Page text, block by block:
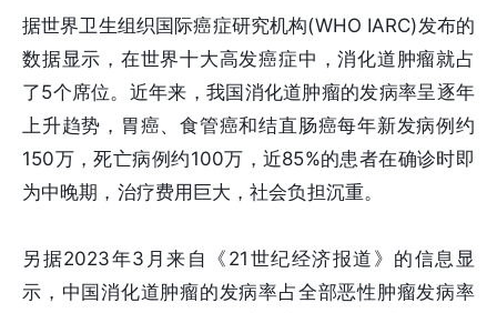
据世界卫生组织国际癌症研究机构(WHO IARC)发布的
数据显示，在世界十大高发癌症中，消化道肿瘤就占
了5个席位。近年来，我国消化道肿瘤的发病率呈逐年
上升趋势，胃癌、食管癌和结直肠癌每年新发病例约
150万，死亡病例约100万，近85%的患者在确诊时即
为中晚期，治疗费用巨大，社会负担沉重。
另据2023年3月来自《21世纪经济报道》的信息显
示，中国消化道肿瘤的发病率占全部恶性肿瘤发病率